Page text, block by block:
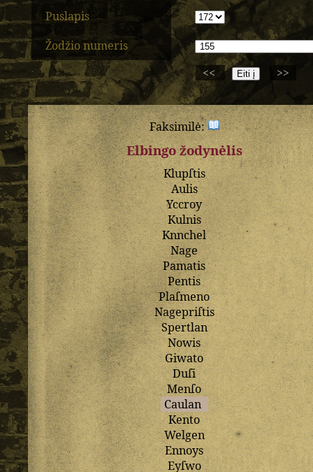
Puslapis
Žodžio numeris
<<
>>
Faksimilė:
Elbingo žodynėlis
Klupſtis
Aulis
Yccroy
Kulnis
Knnchel
Nage
Pamatis
Pentis
Plaſmeno
Nagepriſtis
Spertlan
Nowis
Giwato
Duſi
Menſo
Caulan
Kento
Welgen
Ennoys
Eyſwo